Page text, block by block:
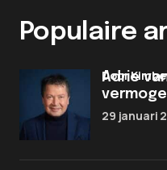
Populaire
Adrie
door
29 januari